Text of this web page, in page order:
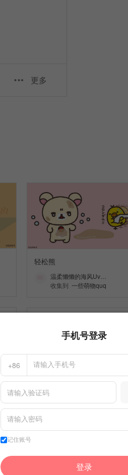
更多
轻松熊
温柔懒懒的海风Uv…
收集到 一些萌物quq
温柔懒懒的海风Uv…
一些萌物quq
手机号登录
+86
记住账号
登录